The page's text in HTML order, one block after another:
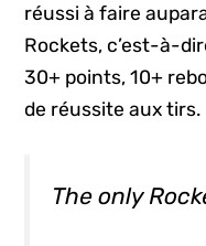
réussi à faire
Rockets, c’est-à-
30+ points, 10+
de réussite aux tirs.
The only